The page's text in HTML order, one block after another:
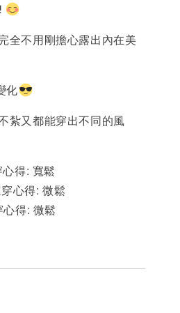
-
NT$ 450
不用剛擔心露出內在美
化
又都能穿出不同的風
得: 寬鬆
心得: 微鬆
得: 微鬆